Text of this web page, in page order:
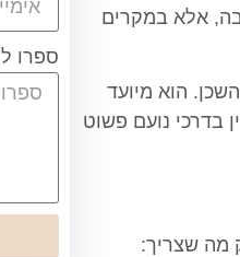
אלא במקרים
הוא מיועד
בדרכי נועם פשוט
מה שצריך:
ספרו